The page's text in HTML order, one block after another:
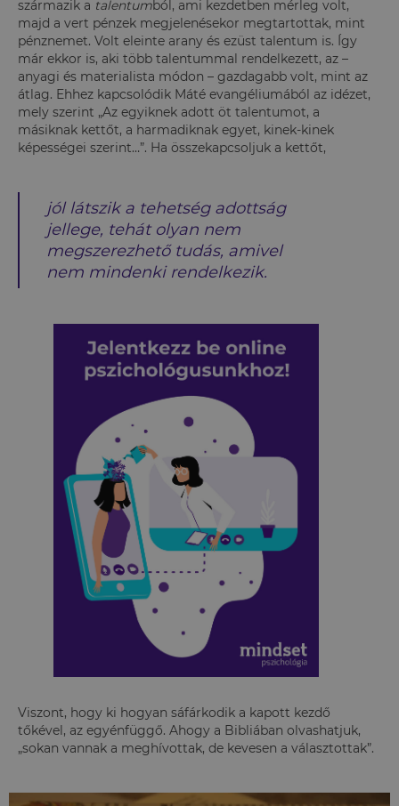
származik a talentumból, ami kezdetben mérleg volt,
majd a vert pénzek megjelenésekor megtartottak, mint
pénznemet. Volt eleinte arany és ezüst talentum is. Így
már ekkor is, aki több talentummal rendelkezett, az –
anyagi és materialista módon – gazdagabb volt, mint az
átlag. Ehhez kapcsolódik Máté evangéliumából az idézet,
mely szerint „Az egyiknek adott öt talentumot, a
másiknak kettőt, a harmadiknak egyet, kinek-kinek
képességei szerint…”. Ha összekapcsoljuk a kettőt,
jól látszik a tehetség adottság
jellege, tehát olyan nem
megszerezhető tudás, amivel
nem mindenki rendelkezik.
Viszont, hogy ki hogyan sáfárkodik a kapott kezdő
tőkével, az egyénfüggő. Ahogy a Bibliában olvashatjuk,
„sokan vannak a meghívottak, de kevesen a választottak”.